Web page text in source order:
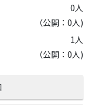
0人
（公開：0人)
1人
（公開：0人)